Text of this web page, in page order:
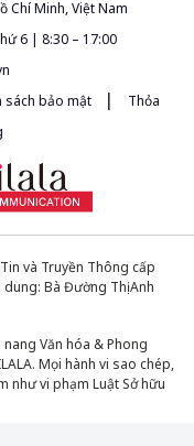
Chí Minh, Việt Nam
6 | 8:30 – 17:00
sách bảo mật |
Thỏa
và Truyền Thông cấp
Bà Đường Thị Anh
Văn hóa & Phong
Mọi hành vi sao chép,
như vi phạm Luật Sở hữu